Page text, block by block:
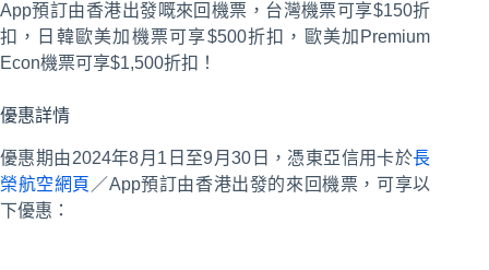
App預訂由香港出發嘅來回機票，台灣機票可享$150折
扣，日韓歐美加機票可享$500折扣，歐美加Premium
Econ機票可享$1,500折扣！
優惠詳情
優惠期由2024年8月1日至9月30日，憑東亞信用卡於長
榮航空網頁 ／App預訂由香港出發的來回機票，可享以
下優惠：